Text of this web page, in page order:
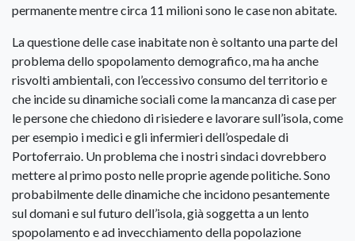
permanente mentre circa 11 milioni sono le case non abitate.
La questione delle case inabitate non è soltanto una parte del
problema dello spopolamento demografico, ma ha anche
risvolti ambientali, con l’eccessivo consumo del territorio e
che incide su dinamiche sociali come la mancanza di case per
le persone che chiedono di risiedere e lavorare sull’isola, come
per esempio i medici e gli infermieri dell’ospedale di
Portoferraio. Un problema che i nostri sindaci dovrebbero
mettere al primo posto nelle proprie agende politiche. Sono
probabilmente delle dinamiche che incidono pesantemente
sul domani e sul futuro dell’isola, già soggetta a un lento
spopolamento e ad invecchiamento della popolazione